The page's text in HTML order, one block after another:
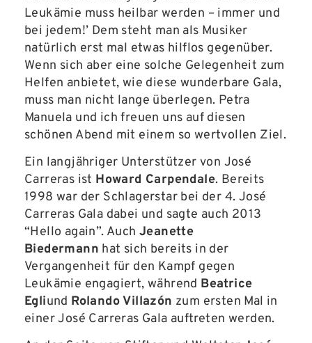
Leukämie muss heilbar werden – immer und
bei jedem!’ Dem steht man als Musiker
natürlich erst mal etwas hilflos gegenüber.
Wenn sich aber eine solche Gelegenheit zum
Helfen anbietet, wie diese wunderbare Gala,
muss man nicht lange überlegen. Petra
Manuela und ich freuen uns auf diesen
schönen Abend mit einem so wertvollen Ziel.
Ein langjähriger Unterstützer von José
Carreras ist Howard Carpendale. Bereits
1998 war der Schlagerstar bei der 4. José
Carreras Gala dabei und sagte auch 2013
“Hello again”. Auch Jeanette
Biedermann hat sich bereits in der
Vergangenheit für den Kampf gegen
Leukämie engagiert, während Beatrice
Egliund Rolando Villazón zum ersten Mal in
einer José Carreras Gala auftreten werden.